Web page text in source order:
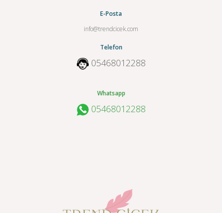
E-Posta
info@trendcicek.com
Telefon
05468012288
Whatsapp
05468012288